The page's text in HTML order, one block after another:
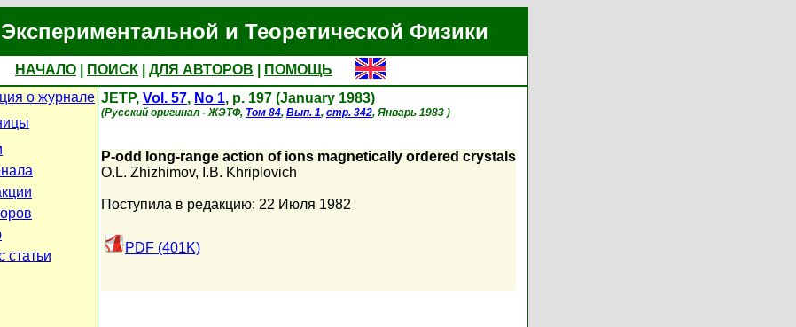
и Теоретической Физики
НАЧАЛО ПОИСК ДЛЯ АВТОРОВ
ПОМОЩЬ
о журнале
статьи
JETP, Vol. 57, No 1, p. 197 (January 1983)
(Русский оригинал - ЖЭТФ, Том 84, Вып. 1, стр. 342, Январь 1983 )
P-odd long-range action of ions magnetically ordered crystals
O.L. Zhizhimov, I.B. Khriplovich
Поступила в редакцию: 22 Июля 1982
PDF (401K)